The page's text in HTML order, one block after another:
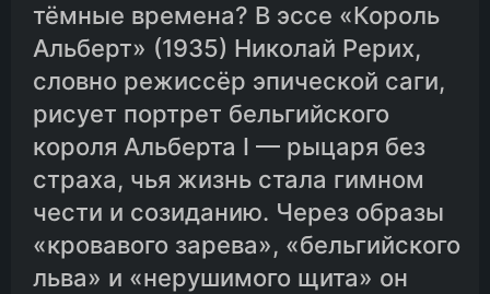
тёмные времена? В эссе «Король
Альберт» (1935) Николай Рерих,
словно режиссёр эпической саги,
рисует портрет бельгийского
короля Альберта I — рыцаря без
страха, чья жизнь стала гимном
чести и созиданию. Через образы
«кровавого зарева», «бельгийского
льва» и «нерушимого щита» он